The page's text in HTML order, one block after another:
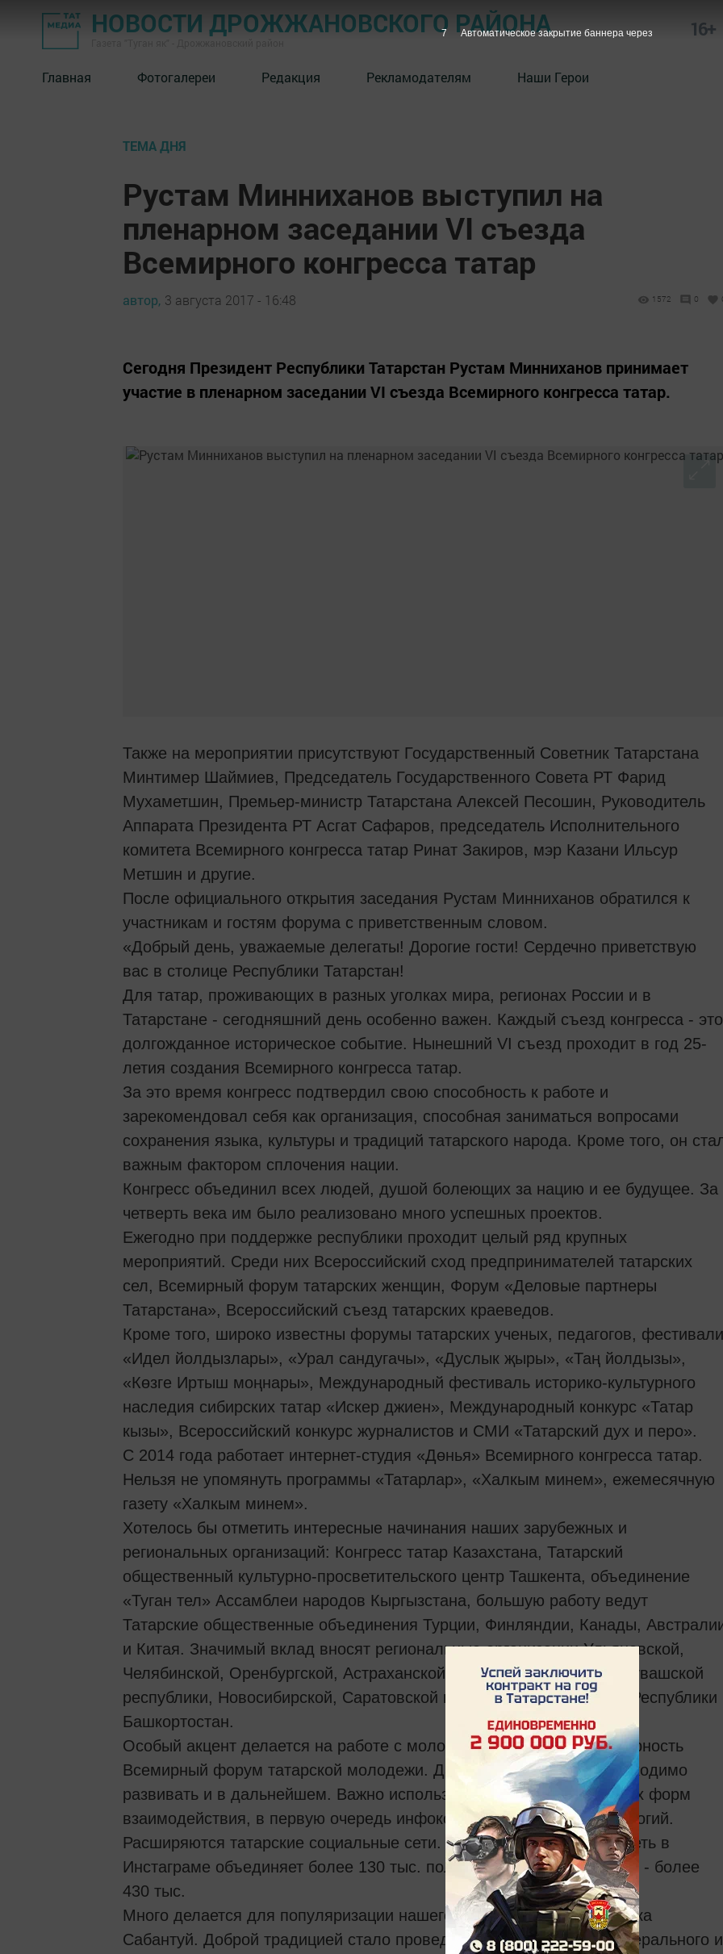
НОВОСТИ ДРОЖЖАНОВСКОГО РАЙОНА 16+
Главная Фотогалереи Редакция Рекламодателям Наши Герои
ТЕМА ДНЯ
Рустам Минниханов выступил на
пленарном заседании VI съезда
Всемирного конгресса татар
автор, 3 августа 2017 - 16:48 1572 0
Сегодня Президент Республики Татарстан Рустам Минниханов принимает
участие в пленарном заседании VI съезда Всемирного конгресса татар.
Также на мероприятии присутствуют Государственный Советник Татарстана
Минтимер Шаймиев, Председатель Государственного Совета РТ Фарид
Мухаметшин, Премьер-министр Татарстана Алексей Песошин, Руководитель
Аппарата Президента РТ Асгат Сафаров, председатель Исполнительного
комитета Всемирного конгресса татар Ринат Закиров, мэр Казани Ильсур
Метшин и другие.
После официального открытия заседания Рустам Минниханов обратился к
участникам и гостям форума с приветственным словом.
«Добрый день, уважаемые делегаты! Дорогие гости! Сердечно приветствую
вас в столице Республики Татарстан!
Для татар, проживающих в разных уголках мира, регионах России и в
Татарстане - сегодняшний день особенно важен. Каждый съезд конгресса - это
долгожданное историческое событие. Нынешний VI съезд проходит в год 25-
летия создания Всемирного конгресса татар.
За это время конгресс подтвердил свою способность к работе и
зарекомендовал себя как организация, способная заниматься вопросами
сохранения языка, культуры и традиций татарского народа. Кроме того, он
важным фактором сплочения нации.
Конгресс объединил всех людей, душой болеющих за нацию и ее будущее. За
четверть века им было реализовано много успешных проектов.
Ежегодно при поддержке республики проходит целый ряд крупных
мероприятий. Среди них Всероссийский сход предпринимателей татарских
сел, Всемирный форум татарских женщин, Форум «Деловые партнеры
Татарстана», Всероссийский съезд татарских краеведов.
Кроме того, широко известны форумы татарских ученых, педагогов, фестивали
«Идел йолдызлары», «Урал сандугачы», «Дуслык җыры», «Таң йолдызы»,
«Көзге Иртыш моңнары», Международный фестиваль историко-культурного
наследия сибирских татар «Искер джиен», Международный конкурс «Татар
кызы», Всероссийский конкурс журналистов и СМИ «Татарский дух и перо».
С 2014 года работает интернет-студия «Дөнья» Всемирного конгресса татар.
Нельзя не упомянуть программы «Татарлар», «Халкым минем», ежемесячную
газету «Халкым минем».
Хотелось бы отметить интересные начинания наших зарубежных и
региональных организаций: Конгресс татар Казахстана, Татарский
общественный культурно-просветительского центр Ташкента, объединение
«Туган тел» Ассамблеи народов Кыргызстана, большую работу ведут
Татарские общественные объединения Турции, Финляндии, Канады,
и Китая. Значимый вклад вносят региональные организации Ульяновской,
Челябинской, Оренбургской, Астраханской, Курганской областей, Чувашской
республики, Новосибирской, Саратовской и Самарской областей и Республики
Башкортостан.
Особый акцент делается на работе с молодежью. Набирает популярность
Всемирный форум татарской молодежи. Данное направление необходимо
развивать и в дальнейшем. Важно использовать возможности новых форм
взаимодействия, в первую очередь инфокоммуникационных технологий.
Расширяются татарские социальные сети. Например, социальная сеть в
Инстаграме объединяет более 130 тыс. пользователей, а ВКонтакте - более
430 тыс.
Много делается для популяризации нашего национального праздника
Сабантуй. Доброй традицией стало проведение Европейского, Федерального и
6 Автоматическое закрытие баннера через